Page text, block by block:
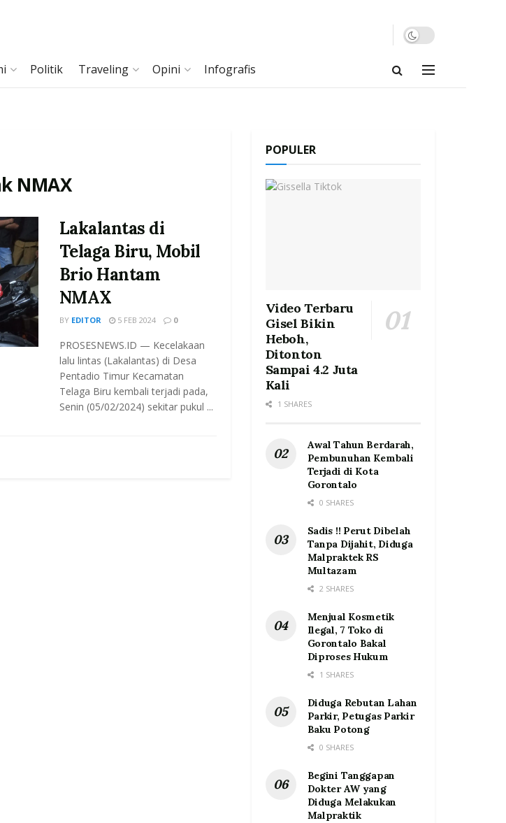
Politik Traveling Opini Infografis
NMAX
Lakalantas di
Telaga Biru, Mobil
Brio Hantam
NMAX
BY EDITOR 5 FEB 2024 0
PROSESNEWS.ID — Kecelakaan
lalu lintas (Lakalantas) di Desa
Pentadio Timur Kecamatan
Telaga Biru kembali terjadi pada,
Senin (05/02/2024) sekitar pukul ...
POPULER
Video Terbaru
Gisel Bikin
Heboh,
Ditonton
Sampai 4.2 Juta
Kali
1 SHARES
Awal Tahun Berdarah,
Pembunuhan Kembali
Terjadi di Kota
Gorontalo
0 SHARES
Sadis !! Perut Dibelah
Tanpa Dijahit, Diduga
Malpraktek RS
Multazam
2 SHARES
Menjual Kosmetik
Ilegal, 7 Toko di
Gorontalo Bakal
Diproses Hukum
1 SHARES
Diduga Rebutan Lahan
Parkir, Petugas Parkir
Baku Potong
0 SHARES
Begini Tanggapan
Dokter AW yang
Diduga Melakukan
Malpraktik